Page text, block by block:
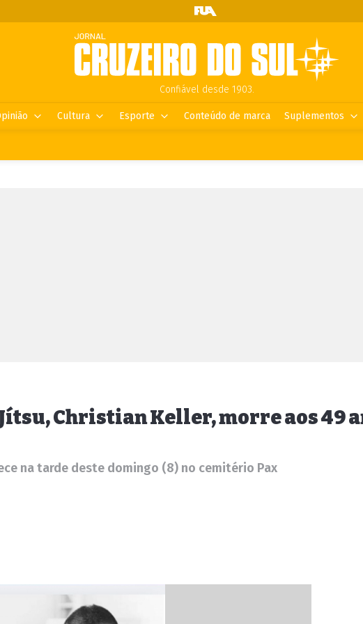
Confiável desde 1903.
Cultura Esporte Conteúdo de marca Suplementos
Christian Keller, morre aos 49
na tarde deste domingo (8) no cemitério Pax